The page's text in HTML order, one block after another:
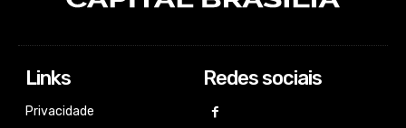
Links
Privacidade
Redes sociais